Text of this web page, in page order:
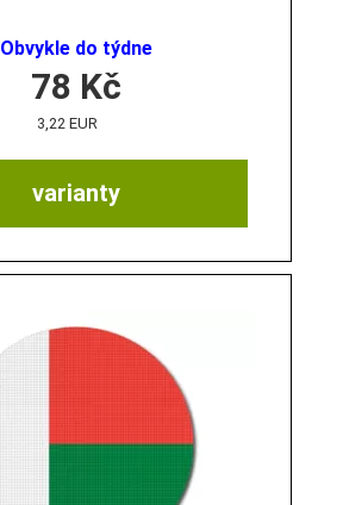
Obvykle do týdne
varianty
78 Kč
3,22 EUR